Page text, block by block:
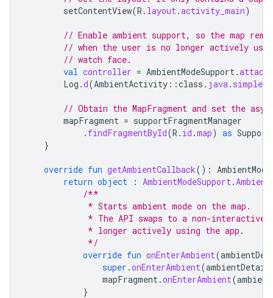
setContentView(R . layout.activity_main)
// Enable ambient support, so the map
// when the user is no longer actively
// watch face.
val controller = AmbientModeSupport.attach
Log .d(AmbientActivity ::class . java.
// Obtain the MapFragment and set the
mapFragment = supportFragmentManager
. findFragmentById(R . id .map) as
}
override fun getAmbientCallback():
return object : AmbientModeSupport.
/**
             * Starts ambient mode on the map.
* The API swaps to a non-interactive
             * longer actively using the app.
             */
override fun onEnterAmbient(
super .onEnterAmbient(
mapFragment.onEnterAmbient(
}